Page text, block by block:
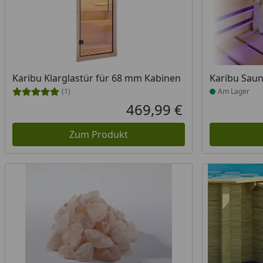
Karibu Klarglastür für 68 mm Kabinen
(1)
Aktueller Preis
469,99 €
Zum Produkt
Karibu
Produkt
Am Lager